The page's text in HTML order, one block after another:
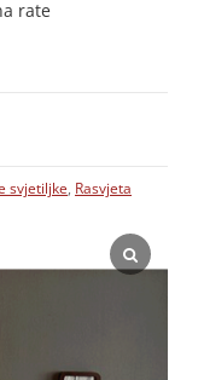
rate
svjetiljke, Rasvjeta